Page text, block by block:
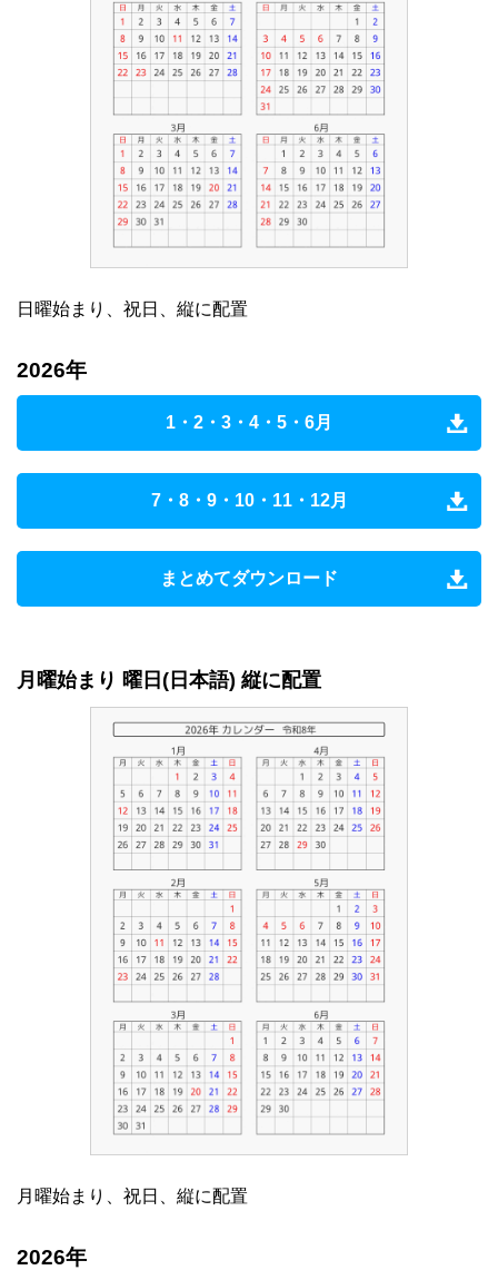
日曜始まり、祝日、縦に配置
2026年
1・2・3・4・5・6月
7・8・9・10・11・12月
まとめてダウンロード
月曜始まり 曜日(日本語) 縦に配置
月曜始まり、祝日、縦に配置
2026年